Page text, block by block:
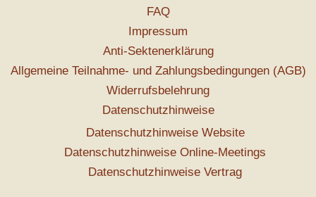
FAQ
Impressum
Anti-Sektenerklärung
Allgemeine Teilnahme- und Zahlungsbedingungen (AGB)
Widerrufsbelehrung
Datenschutzhinweise
Datenschutzhinweise Website
Datenschutzhinweise Online-Meetings
Datenschutzhinweise Vertrag